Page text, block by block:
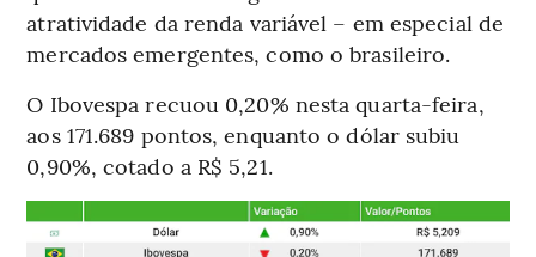
atratividade da renda variável – em especial de
mercados emergentes, como o brasileiro.
O Ibovespa recuou 0,20% nesta quarta-feira,
aos 171.689 pontos, enquanto o dólar subiu
0,90%, cotado a R$ 5,21.